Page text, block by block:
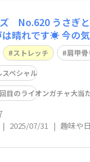
うさぎと一緒
晴れです☀️ 今の
立
丈夫です。 骨盤を
します。肩の力を
ストレッチ
肩甲
ペシャル
目のライオンガチャ大当
| 2025/07/31 | 趣味や